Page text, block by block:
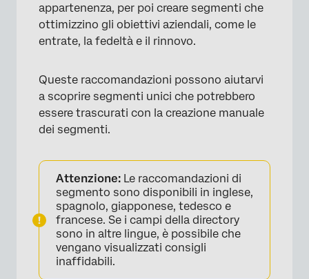
appartenenza, per poi creare segmenti che
ottimizzino gli obiettivi aziendali, come le
entrate, la fedeltà e il rinnovo.
Queste raccomandazioni possono aiutarvi
a scoprire segmenti unici che potrebbero
essere trascurati con la creazione manuale
dei segmenti.
Attenzione: Le raccomandazioni di
segmento sono disponibili in inglese,
spagnolo, giapponese, tedesco e
francese. Se i campi della directory
sono in altre lingue, è possibile che
vengano visualizzati consigli
inaffidabili.